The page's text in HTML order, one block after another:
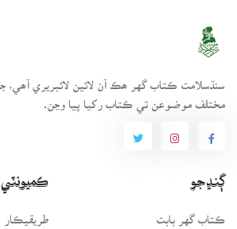
مختلف موضوعن تي ڪتاب رکيا پيا وڃن.
ڳنڍجو
ڪتاب گهر بابت
ڪميونٽي
طريقيڪار